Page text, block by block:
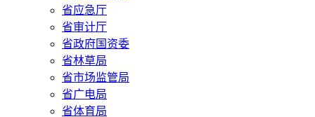
省应急厅
省审计厅
省政府国资委
省林草局
省市场监管局
省广电局
省体育局